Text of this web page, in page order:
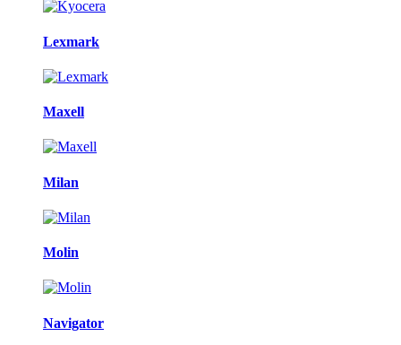
Lexmark
Maxell
Milan
Molin
Navigator